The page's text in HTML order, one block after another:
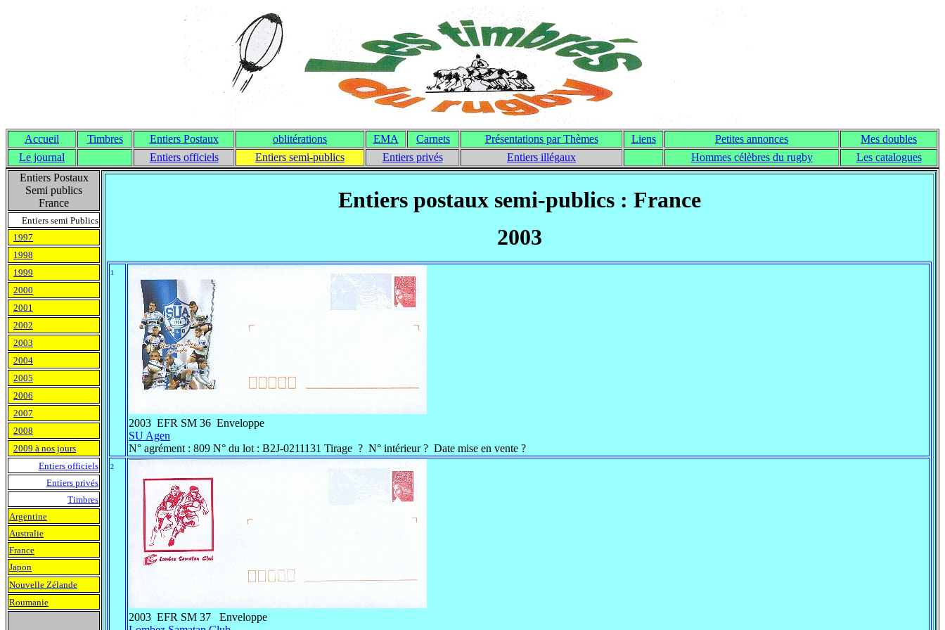
Accueil Timbres Entiers Postaux oblitérations EMA Carnets Présentations par Thèmes Liens Petites annonces
Mes doubles
Le journal
Entiers officiels Entiers semi-publics Entiers privés Entiers illégaux Hommes célèbres du rugby
Les catalogues
Entiers Postaux
Semi publics
France
Entiers postaux semi-publics : France
2003
1
2003 EFR SM 36 Enveloppe
SU Agen
N° agrément : 809 N° du lot : B2J-0211131 Tirage ? N° intérieur ? Date mise en vente ?
2
2003 EFR SM 37 Enveloppe
Entiers semi Publics
1997
1998
1999
2000
2001
2002
2003
2004
2005
2006
2007
2008
2009 à nos jours
Entiers officiels
Entiers privés
Timbres
Argentine
Australie
France
Japon
Nouvelle Zélande
Roumanie